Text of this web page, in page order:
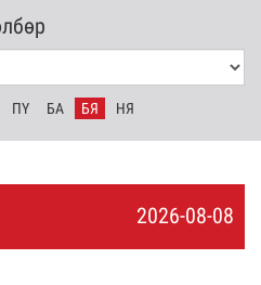
ПҮ БА БЯ НЯ
2026-08-08